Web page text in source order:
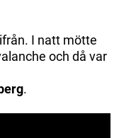
I natt mötte
och då var
.